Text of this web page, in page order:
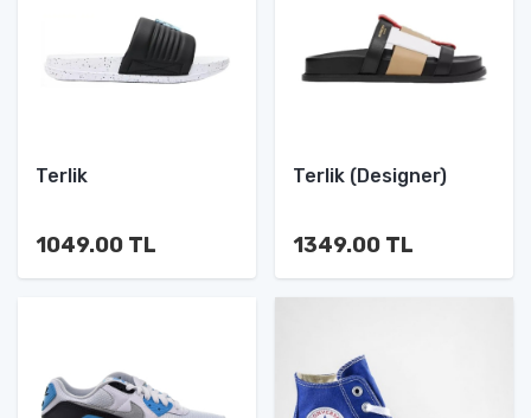
Terlik
1049.00 TL
Terlik (Designer)
1349.00 TL